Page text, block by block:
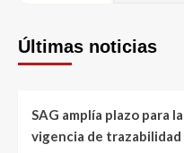
Últimas noticias
SAG amplía plazo para
vigencia de